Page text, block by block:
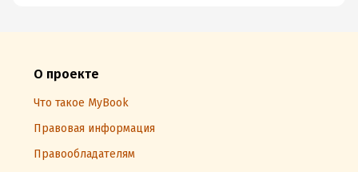
О проекте
Что такое MyBook
Правовая информация
Правообладателям